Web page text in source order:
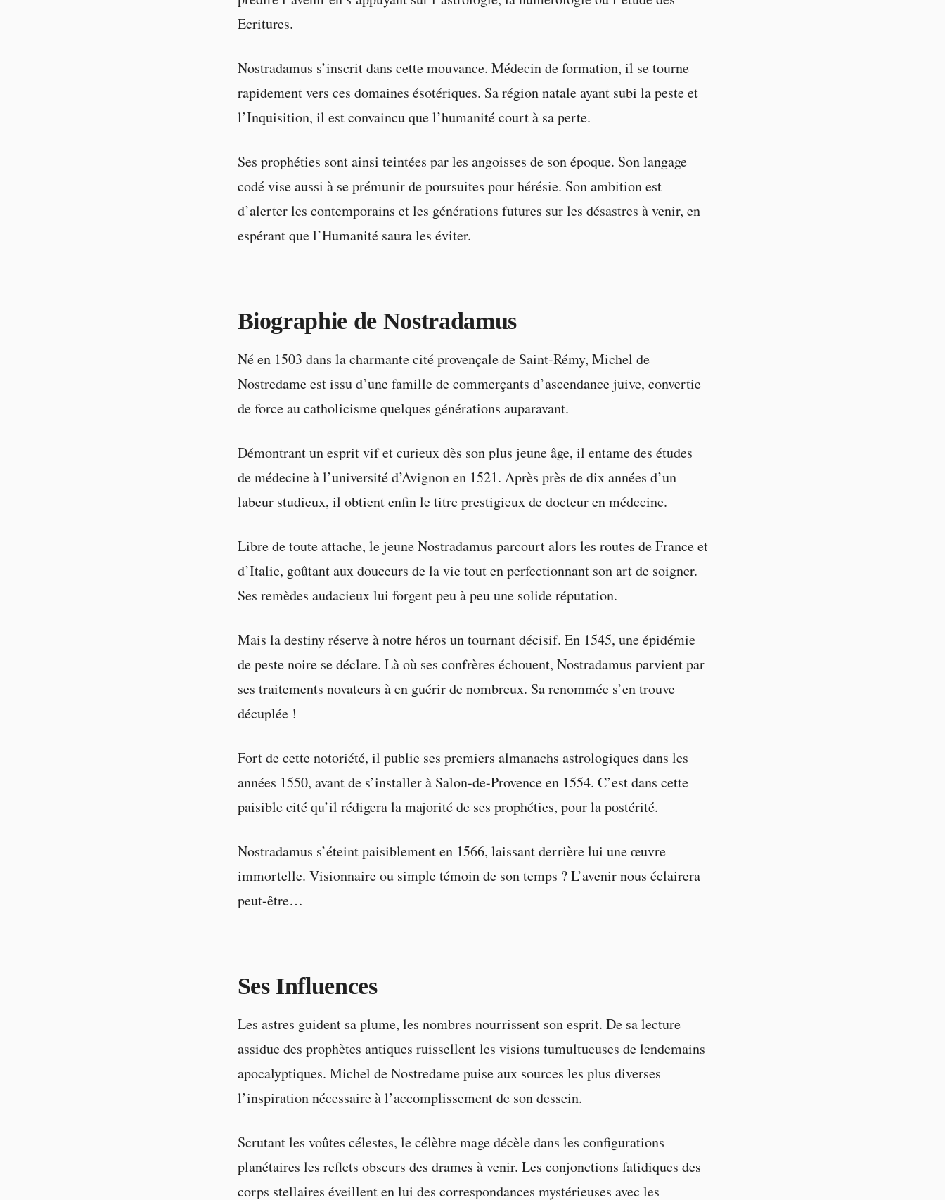
Ecritures.
Nostradamus s’inscrit dans cette mouvance. Médecin de formation, il se tourne
rapidement vers ces domaines ésotériques. Sa région natale ayant subi la peste et
l’Inquisition, il est convaincu que l’humanité court à sa perte.
Ses prophéties sont ainsi teintées par les angoisses de son époque. Son langage
codé vise aussi à se prémunir de poursuites pour hérésie. Son ambition est
d’alerter les contemporains et les générations futures sur les désastres à venir, en
espérant que l’Humanité saura les éviter.
Biographie de Nostradamus
Né en 1503 dans la charmante cité provençale de Saint-Rémy, Michel de
Nostredame est issu d’une famille de commerçants d’ascendance juive, convertie
de force au catholicisme quelques générations auparavant.
Démontrant un esprit vif et curieux dès son plus jeune âge, il entame des études
de médecine à l’université d’Avignon en 1521. Après près de dix années d’un
labeur studieux, il obtient enfin le titre prestigieux de docteur en médecine.
Libre de toute attache, le jeune Nostradamus parcourt alors les routes de France et
d’Italie, goûtant aux douceurs de la vie tout en perfectionnant son art de soigner.
Ses remèdes audacieux lui forgent peu à peu une solide réputation.
Mais la destiny réserve à notre héros un tournant décisif. En 1545, une épidémie
de peste noire se déclare. Là où ses confrères échouent, Nostradamus parvient par
ses traitements novateurs à en guérir de nombreux. Sa renommée s’en trouve
décuplée !
Fort de cette notoriété, il publie ses premiers almanachs astrologiques dans les
années 1550, avant de s’installer à Salon-de-Provence en 1554. C’est dans cette
paisible cité qu’il rédigera la majorité de ses prophéties, pour la postérité.
Nostradamus s’éteint paisiblement en 1566, laissant derrière lui une œuvre
immortelle. Visionnaire ou simple témoin de son temps ? L’avenir nous éclairera
peut-être…
Ses Influences
Les astres guident sa plume, les nombres nourrissent son esprit. De sa lecture
assidue des prophètes antiques ruissellent les visions tumultueuses de lendemains
apocalyptiques. Michel de Nostredame puise aux sources les plus diverses
l’inspiration nécessaire à l’accomplissement de son dessein.
Scrutant les voûtes célestes, le célèbre mage décèle dans les configurations
planétaires les reflets obscurs des drames à venir. Les conjonctions fatidiques des
corps stellaires éveillent en lui des correspondances mystérieuses avec les